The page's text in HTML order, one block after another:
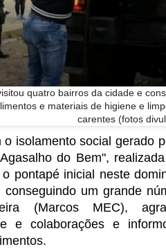
quatro bairros da cidade e
e materiais de higiene e
carentes (fotos
o isolamento social gerado
do Bem",
pontapé inicial neste
um grande
(Marcos MEC),
e colaborações e